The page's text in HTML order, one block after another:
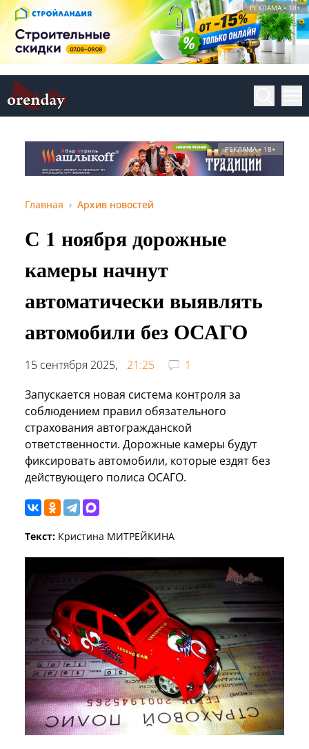
РЕКЛАМА • 18+
РЕКЛАМА • 18+
Главная Архив новостей
С 1 ноября дорожные
камеры начнут
автоматически выявлять
автомобили без ОСАГО
15 сентября 2025, 21:25
1
Запускается новая система контроля за
соблюдением правил обязательного
страхования автогражданской
ответственности. Дорожные камеры будут
фиксировать автомобили, которые ездят без
действующего полиса ОСАГО.
Текст: Кристина МИТРЕЙКИНА